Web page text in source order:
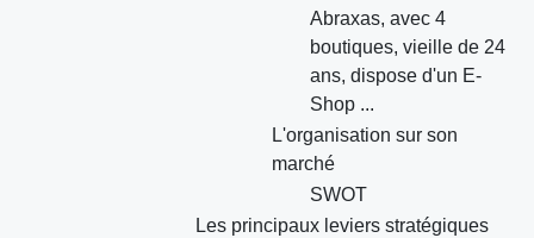
Abraxas, avec 4
boutiques, vieille de 24
ans, dispose d'un E-
Shop ...
L'organisation sur son
marché
SWOT
Les principaux leviers stratégiques